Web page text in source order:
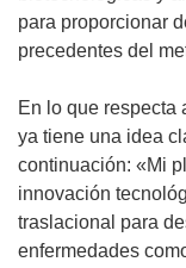
para proporcionar
precedentes del
En lo que respecta
ya tiene una idea
continuación: «Mi
innovación
traslacional para
enfermedades